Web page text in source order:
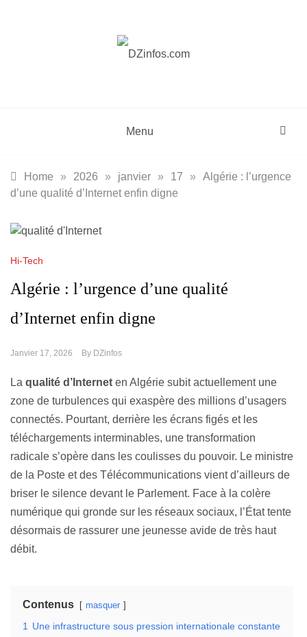
Menu
Home » 2026 » janvier » 17 » Algérie : l’urgence
d’une qualité d’Internet enfin digne
Hi-Tech
Algérie : l’urgence d’une qualité
d’Internet enfin digne
Janvier 17, 2026 By DZinfos
La qualité d’Internet en Algérie subit actuellement une
zone de turbulences qui exaspère des millions d’usagers
connectés. Pourtant, derrière les écrans figés et les
téléchargements interminables, une transformation
radicale s’opère dans les coulisses du pouvoir. Le ministre
de la Poste et des Télécommunications vient d’ailleurs de
briser le silence devant le Parlement. Face à la colère
numérique qui gronde sur les réseaux sociaux, l’État tente
désormais de rassurer une jeunesse avide de très haut
débit.
Contenus masquer
1
Une infrastructure sous pression internationale constante